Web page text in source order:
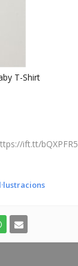
T-Shirt
ift.tt/bQXPFR5